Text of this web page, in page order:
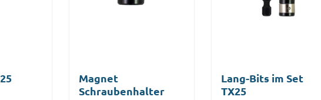
Magnet
Schraubenhalter
Lang-Bits im Set
TX25